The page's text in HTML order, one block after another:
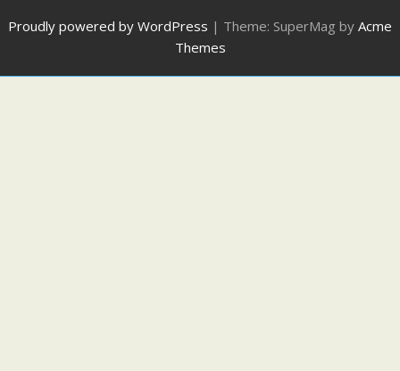
Proudly powered by WordPress | Theme: SuperMag by Acme
Themes